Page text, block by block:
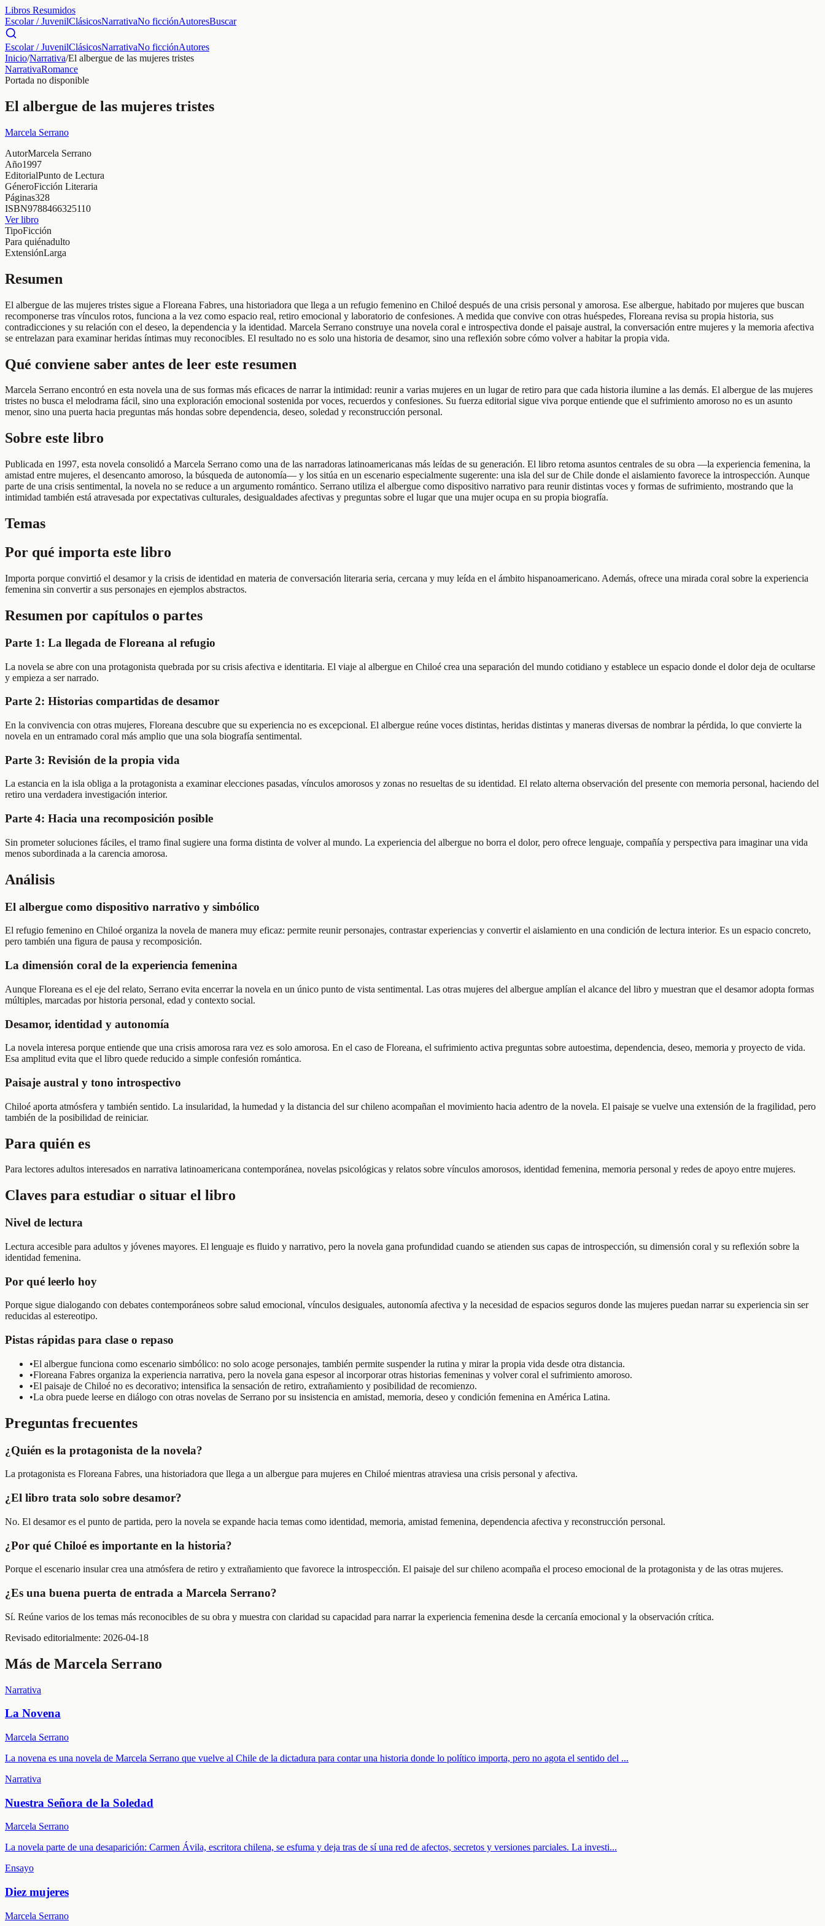
Libros Resumidos
Escolar / JuvenilClásicosNarrativaNo ficciónAutoresBuscar
Escolar / JuvenilClásicosNarrativaNo ficciónAutores
Inicio/Narrativa/El albergue de las mujeres tristes
NarrativaRomance
Portada no disponible
El albergue de las mujeres tristes
Marcela Serrano
AutorMarcela Serrano
Año1997
EditorialPunto de Lectura
GéneroFicción Literaria
Páginas328
ISBN9788466325110
Ver libro
TipoFicción
Para quiénadulto
ExtensiónLarga
Resumen
El albergue de las mujeres tristes sigue a Floreana Fabres, una historiadora que llega a un refugio femenino en Chiloé después de una crisis personal y amorosa. Ese albergue, habitado por mujeres que buscan
recomponerse tras vínculos rotos, funciona a la vez como espacio real, retiro emocional y laboratorio de confesiones. A medida que convive con otras huéspedes, Floreana revisa su propia historia, sus
contradicciones y su relación con el deseo, la dependencia y la identidad. Marcela Serrano construye una novela coral e introspectiva donde el paisaje austral, la conversación entre mujeres y la memoria afectiva
se entrelazan para examinar heridas íntimas muy reconocibles. El resultado no es solo una historia de desamor, sino una reflexión sobre cómo volver a habitar la propia vida.
Qué conviene saber antes de leer este resumen
Marcela Serrano encontró en esta novela una de sus formas más eficaces de narrar la intimidad: reunir a varias mujeres en un lugar de retiro para que cada historia ilumine a las demás. El albergue de las mujeres
tristes no busca el melodrama fácil, sino una exploración emocional sostenida por voces, recuerdos y confesiones. Su fuerza editorial sigue viva porque entiende que el sufrimiento amoroso no es un asunto
menor, sino una puerta hacia preguntas más hondas sobre dependencia, deseo, soledad y reconstrucción personal.
Sobre este libro
Publicada en 1997, esta novela consolidó a Marcela Serrano como una de las narradoras latinoamericanas más leídas de su generación. El libro retoma asuntos centrales de su obra —la experiencia femenina, la
amistad entre mujeres, el desencanto amoroso, la búsqueda de autonomía— y los sitúa en un escenario especialmente sugerente: una isla del sur de Chile donde el aislamiento favorece la introspección. Aunque
parte de una crisis sentimental, la novela no se reduce a un argumento romántico. Serrano utiliza el albergue como dispositivo narrativo para reunir distintas voces y formas de sufrimiento, mostrando que la
intimidad también está atravesada por expectativas culturales, desigualdades afectivas y preguntas sobre el lugar que una mujer ocupa en su propia biografía.
Temas
Por qué importa este libro
Importa porque convirtió el desamor y la crisis de identidad en materia de conversación literaria seria, cercana y muy leída en el ámbito hispanoamericano. Además, ofrece una mirada coral sobre la experiencia
femenina sin convertir a sus personajes en ejemplos abstractos.
Resumen por capítulos o partes
Parte 1: La llegada de Floreana al refugio
La novela se abre con una protagonista quebrada por su crisis afectiva e identitaria. El viaje al albergue en Chiloé crea una separación del mundo cotidiano y establece un espacio donde el dolor deja de ocultarse
y empieza a ser narrado.
Parte 2: Historias compartidas de desamor
En la convivencia con otras mujeres, Floreana descubre que su experiencia no es excepcional. El albergue reúne voces distintas, heridas distintas y maneras diversas de nombrar la pérdida, lo que convierte la
novela en un entramado coral más amplio que una sola biografía sentimental.
Parte 3: Revisión de la propia vida
La estancia en la isla obliga a la protagonista a examinar elecciones pasadas, vínculos amorosos y zonas no resueltas de su identidad. El relato alterna observación del presente con memoria personal, haciendo del
retiro una verdadera investigación interior.
Parte 4: Hacia una recomposición posible
Sin prometer soluciones fáciles, el tramo final sugiere una forma distinta de volver al mundo. La experiencia del albergue no borra el dolor, pero ofrece lenguaje, compañía y perspectiva para imaginar una vida
menos subordinada a la carencia amorosa.
Análisis
El albergue como dispositivo narrativo y simbólico
El refugio femenino en Chiloé organiza la novela de manera muy eficaz: permite reunir personajes, contrastar experiencias y convertir el aislamiento en una condición de lectura interior. Es un espacio concreto,
pero también una figura de pausa y recomposición.
La dimensión coral de la experiencia femenina
Aunque Floreana es el eje del relato, Serrano evita encerrar la novela en un único punto de vista sentimental. Las otras mujeres del albergue amplían el alcance del libro y muestran que el desamor adopta formas
múltiples, marcadas por historia personal, edad y contexto social.
Desamor, identidad y autonomía
La novela interesa porque entiende que una crisis amorosa rara vez es solo amorosa. En el caso de Floreana, el sufrimiento activa preguntas sobre autoestima, dependencia, deseo, memoria y proyecto de vida.
Esa amplitud evita que el libro quede reducido a simple confesión romántica.
Paisaje austral y tono introspectivo
Chiloé aporta atmósfera y también sentido. La insularidad, la humedad y la distancia del sur chileno acompañan el movimiento hacia adentro de la novela. El paisaje se vuelve una extensión de la fragilidad, pero
también de la posibilidad de reiniciar.
Para quién es
Para lectores adultos interesados en narrativa latinoamericana contemporánea, novelas psicológicas y relatos sobre vínculos amorosos, identidad femenina, memoria personal y redes de apoyo entre mujeres.
Claves para estudiar o situar el libro
Nivel de lectura
Lectura accesible para adultos y jóvenes mayores. El lenguaje es fluido y narrativo, pero la novela gana profundidad cuando se atienden sus capas de introspección, su dimensión coral y su reflexión sobre la
identidad femenina.
Por qué leerlo hoy
Porque sigue dialogando con debates contemporáneos sobre salud emocional, vínculos desiguales, autonomía afectiva y la necesidad de espacios seguros donde las mujeres puedan narrar su experiencia sin ser
reducidas al estereotipo.
Pistas rápidas para clase o repaso
•El albergue funciona como escenario simbólico: no solo acoge personajes, también permite suspender la rutina y mirar la propia vida desde otra distancia.
•Floreana Fabres organiza la experiencia narrativa, pero la novela gana espesor al incorporar otras historias femeninas y volver coral el sufrimiento amoroso.
•El paisaje de Chiloé no es decorativo; intensifica la sensación de retiro, extrañamiento y posibilidad de recomienzo.
•La obra puede leerse en diálogo con otras novelas de Serrano por su insistencia en amistad, memoria, deseo y condición femenina en América Latina.
Preguntas frecuentes
¿Quién es la protagonista de la novela?
La protagonista es Floreana Fabres, una historiadora que llega a un albergue para mujeres en Chiloé mientras atraviesa una crisis personal y afectiva.
¿El libro trata solo sobre desamor?
No. El desamor es el punto de partida, pero la novela se expande hacia temas como identidad, memoria, amistad femenina, dependencia afectiva y reconstrucción personal.
¿Por qué Chiloé es importante en la historia?
Porque el escenario insular crea una atmósfera de retiro y extrañamiento que favorece la introspección. El paisaje del sur chileno acompaña el proceso emocional de la protagonista y de las otras mujeres.
¿Es una buena puerta de entrada a Marcela Serrano?
Sí. Reúne varios de los temas más reconocibles de su obra y muestra con claridad su capacidad para narrar la experiencia femenina desde la cercanía emocional y la observación crítica.
Revisado editorialmente: 2026-04-18
Más de Marcela Serrano
Narrativa
La Novena
Marcela Serrano
La novena es una novela de Marcela Serrano que vuelve al Chile de la dictadura para contar una historia donde lo político importa, pero no agota el sentido del ...
Narrativa
Nuestra Señora de la Soledad
Marcela Serrano
La novela parte de una desaparición: Carmen Ávila, escritora chilena, se esfuma y deja tras de sí una red de afectos, secretos y versiones parciales. La investi...
Ensayo
Diez mujeres
Marcela Serrano